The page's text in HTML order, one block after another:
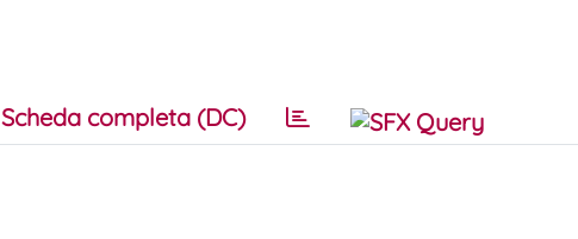
Scheda completa (DC)